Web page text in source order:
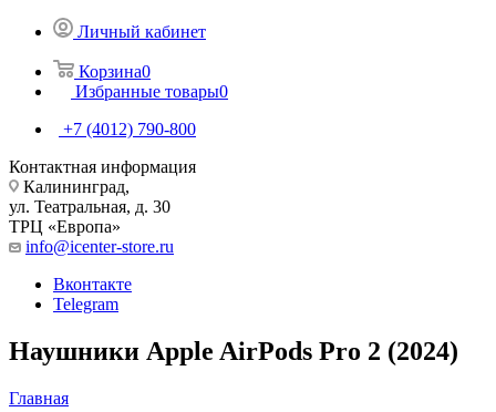
Личный кабинет
Корзина0
Избранные товары0
+7 (4012) 790-800
Контактная информация
Калининград,
ул. Театральная, д. 30
ТРЦ «Европа»
info@icenter-store.ru
Вконтакте
Telegram
Наушники Apple AirPods Pro 2 (2024)
Главная